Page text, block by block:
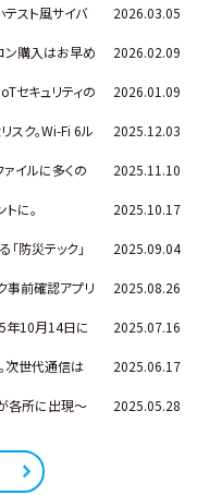
テスト風サイバ
2026.03.05
ン購入はお早め
2026.02.09
セキュリティの
2026.01.09
スク。Wi-Fi 6ル
2025.12.03
イルに多くの
2025.11.10
に。
2025.10.17
防災テック」
2025.09.04
事前確認アプリ
2025.08.26
年10月14日に
2025.07.16
次世代通信は
2025.06.17
各所に出現～
2025.05.28